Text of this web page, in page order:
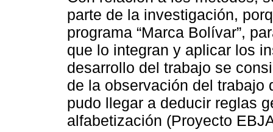
parte de la investigación,
programa “Marca Bolívar”,
que lo integran y aplicar los
desarrollo del trabajo se
de la observación del trabajo
pudo llegar a deducir reglas
alfabetización (Proyecto